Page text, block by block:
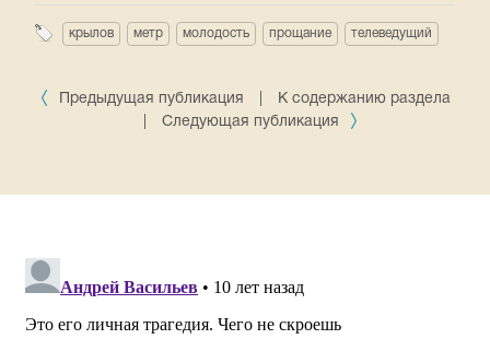
крылов метр молодость прощание телеведущий
Предыдущая публикация
К содержанию раздела
Следующая публикация